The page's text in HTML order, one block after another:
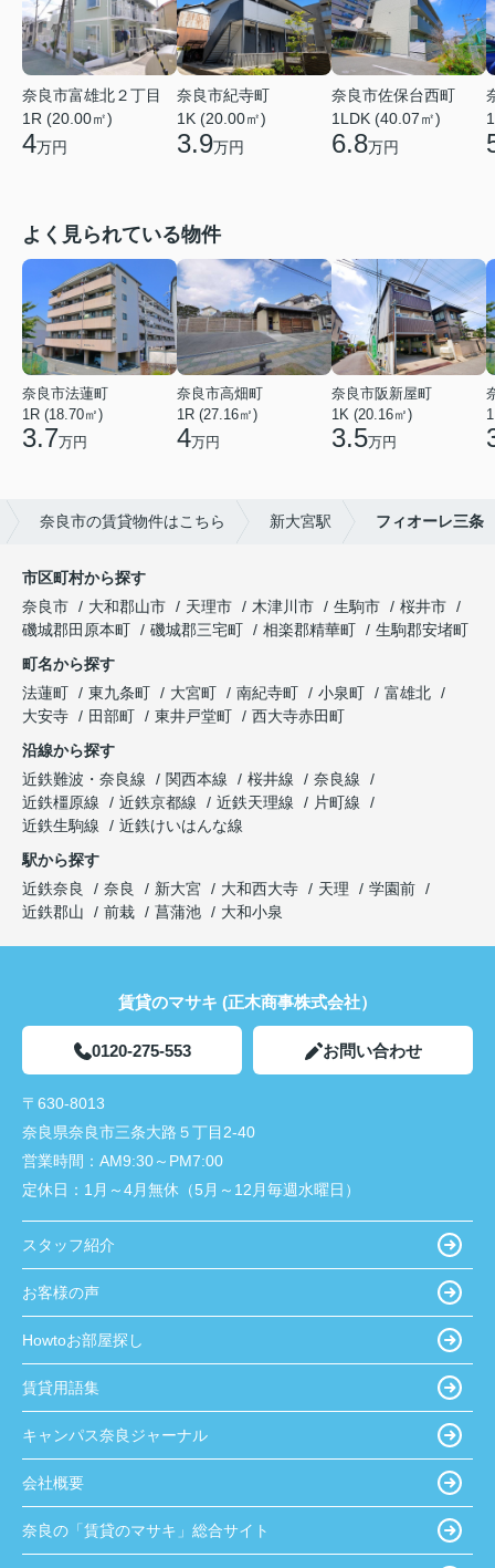
奈良市富雄北２丁目
1R (20.00㎡)
4万円
奈良市紀寺町
1K (20.00㎡)
3.9万円
奈良市佐保台西町
1LDK (40.07㎡)
6.8万円
よく見られている物件
奈良市法蓮町
1R (18.70㎡)
3.7万円
奈良市高畑町
1R (27.16㎡)
4万円
奈良市阪新屋町
1K (20.16㎡)
3.5万円
奈良市の賃貸物件はこちら 新大宮駅 フィオーレ三条
市区町村から探す
奈良市
大和郡山市 天理市 木津川市 生駒市
桜井市
磯城郡田原本町
磯城郡三宅町 相楽郡精華町
生駒郡安堵町
町名から探す
法蓮町
東九条町 大宮町 南紀寺町 小泉町
富雄北
大安寺
田部町 東井戸堂町
西大寺赤田町
沿線から探す
近鉄難波・奈良線
関西本線 桜井線
奈良線
近鉄橿原線
近鉄京都線 近鉄天理線
片町線
近鉄生駒線
近鉄けいはんな線
駅から探す
近鉄奈良
奈良 新大宮 大和西大寺 天理
学園前
近鉄郡山
前栽 菖蒲池 大和小泉
賃貸のマサキ (正木商事株式会社）
0120-275-553 お問い合わせ
〒630-8013
奈良県奈良市三条大路５丁目2-40
営業時間： AM9:30～PM7:00
定休日： 1月～4月無休（5月～12月毎週水曜日）
スタッフ紹介
お客様の声
Howtoお部屋探し
賃貸用語集
キャンパス奈良ジャーナル
会社概要
奈良の「賃貸のマサキ」総合サイト